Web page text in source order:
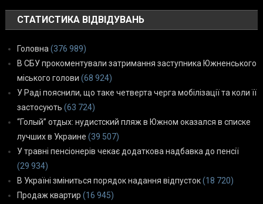
СТАТИСТИКА ВІДВІДУВАНЬ
Головна (376 989)
В СБУ прокоментували затримання заступника Южненського
міського голови (68 924)
У Раді пояснили, що таке четверта черга мобілізації та коли її
застосують (63 724)
“Голый” отдых: нудистский пляж в Южном оказался в списке
лучших в Украине (39 507)
У травні пенсіонерів чекає додаткова надбавка до пенсії
(29 934)
В Україні зміниться порядок надання відпусток(18 720)
Продаж квартир (16 945)